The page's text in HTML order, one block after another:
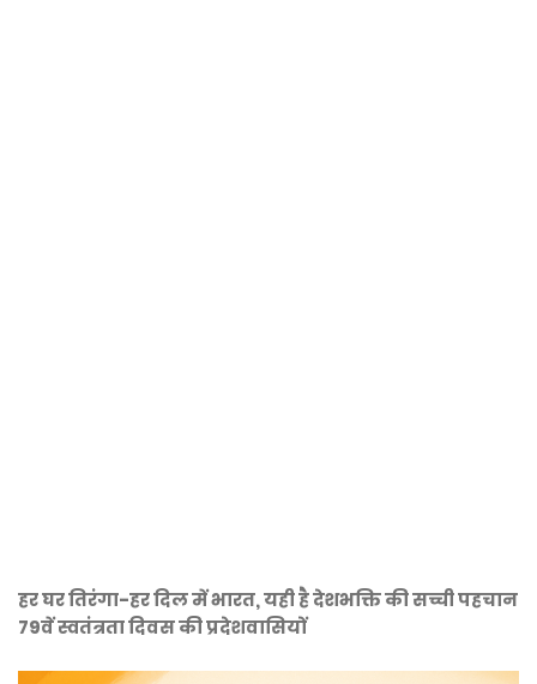
हर घर तिरंगा-हर दिल में भारत, यही है देशभक्ति की सच्ची पहचान
79वें स्वतंत्रता दिवस की प्रदेशवासियों